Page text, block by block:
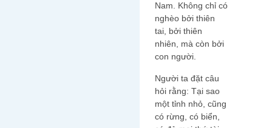
Nam. Không chỉ có
nghèo bởi thiên
tai, bởi thiên
nhiên, mà còn bởi
con người.
Người ta đặt câu
hỏi rằng: Tại sao
một tỉnh nhỏ, cũng
có rừng, có biển,